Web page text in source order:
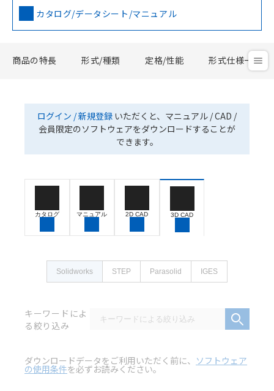
カタログ/データシート/マニュアル
商品の特長 形式/種類 定格/性能 形式仕様一覧
ログイン / 新規登録 いただくと、マニュアル / CAD /
会員限定のソフトウェアをダウンロードすることが
できます。
カタログ マニュアル 2D CAD 3D CAD
Solidworks STEP Parasolid IGES
キーワードによ
る絞り込み
ダウンロードデータをご利用いただく前に、 ソフトウェア
の使用条件を必ずお読みください。